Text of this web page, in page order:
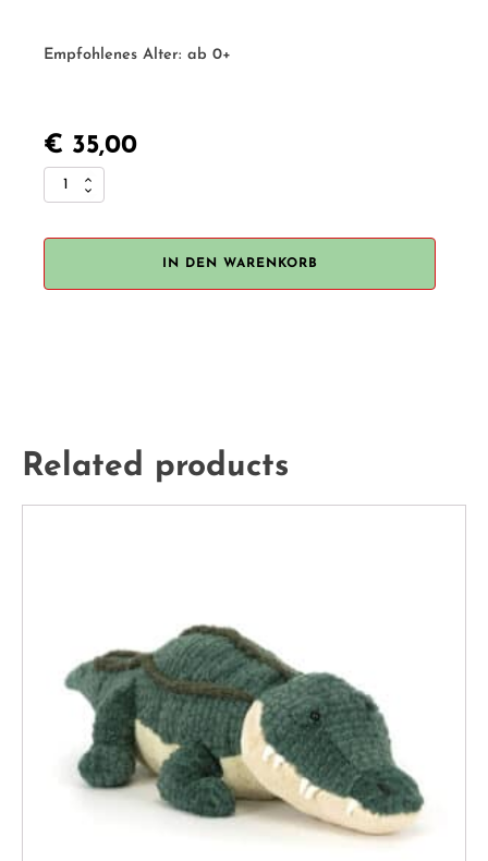
Empfohlenes Alter: ab 0+
€ 35,00
"Skipson
IN DEN WARENKORB
Related products